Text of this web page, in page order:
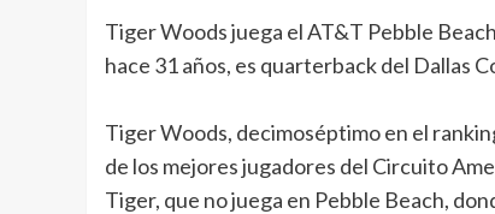
Tiger Woods juega el AT&T Pebble
hace 31 años, es quarterback del Dallas
Tiger Woods, decimoséptimo en el
de los mejores jugadores del Circuito
Tiger, que no juega en Pebble Beach,